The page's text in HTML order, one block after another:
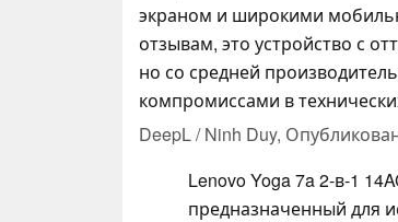
экраном и широкими
отзывам, это устройство с
но со средней
компромиссами в
DeepL / Ninh Duy,
Lenovo Yoga 7a 2-в-1
предназначенный для